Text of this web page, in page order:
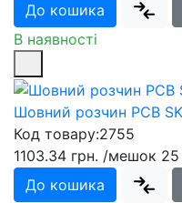
До кошика
В наявності
Шовний розчин PCB
Код товару:2755
1103.34 грн. /мешок 25
До кошика